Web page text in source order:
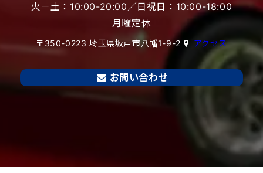
火－土：10:00-20:00／日祝日：10:00-18:00
月曜定休
〒350-0223 埼玉県坂戸市八幡1-9-2 アクセス
お問い合わせ